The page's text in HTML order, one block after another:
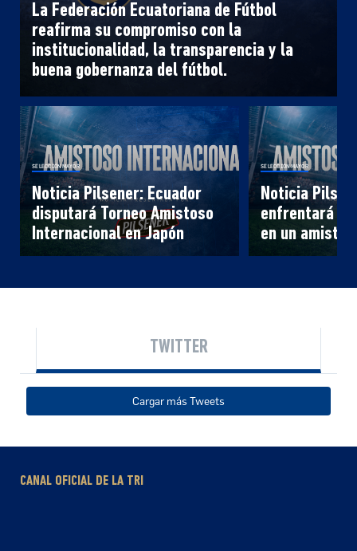
La Federación Ecuatoriana de Fútbol
reafirma su compromiso con la
institucionalidad, la transparencia y la
buena gobernanza del fútbol.
SELECCIÓN MAYOR
Noticia Pilsener: Ecuador
disputará Torneo Amistoso
Internacional en Japón
SELECCIÓN MAYOR
Noticia
enfrentará a
en un
TWITTER
Cargar más Tweets
CANAL OFICIAL DE LA TRI